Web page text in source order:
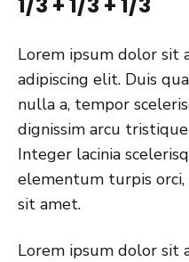
Lorem ipsum dolor sit
adipiscing elit. Duis
nulla a, tempor
dignissim arcu
Integer lacinia
elementum turpis
sit amet.
Lorem ipsum dolor sit